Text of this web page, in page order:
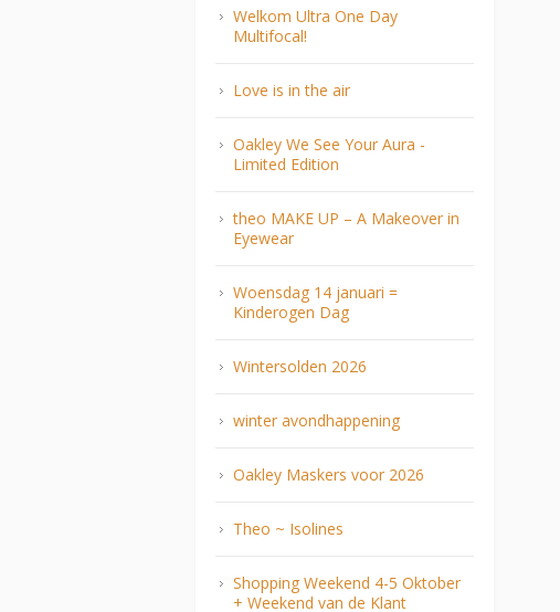
Welkom Ultra One Day
Multifocal!
Love is in the air
Oakley We See Your Aura -
Limited Edition
theo MAKE UP – A Makeover in
Eyewear
Woensdag 14 januari =
Kinderogen Dag
Wintersolden 2026
winter avondhappening
Oakley Maskers voor 2026
Theo ~ Isolines
Shopping Weekend 4-5 Oktober
+ Weekend van de Klant